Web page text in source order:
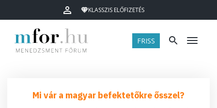
KLASSZIS ELŐFIZETÉS
FRISS Menü
Mi vár a magyar befektetőkre ősszel?